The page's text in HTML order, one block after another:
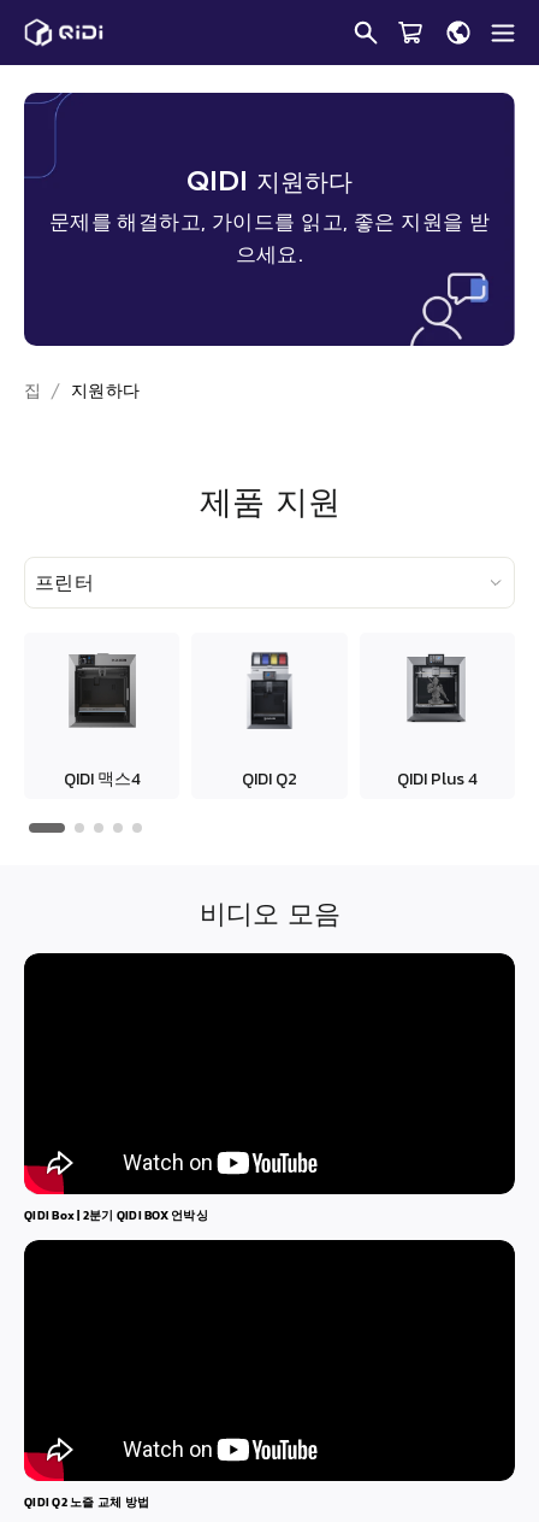
QIDI 지원하다
문제를 해결하고, 가이드를 읽고, 좋은 지원을 받
으세요.
집 지원하다
제품 지원
프린터
QIDI맥스4 QIDI Q2 QIDIPlus 4
비디오 모음
QIDI Box| 2분기 QIDI BOX언박싱
QIDI Q2노즐 교체 방법